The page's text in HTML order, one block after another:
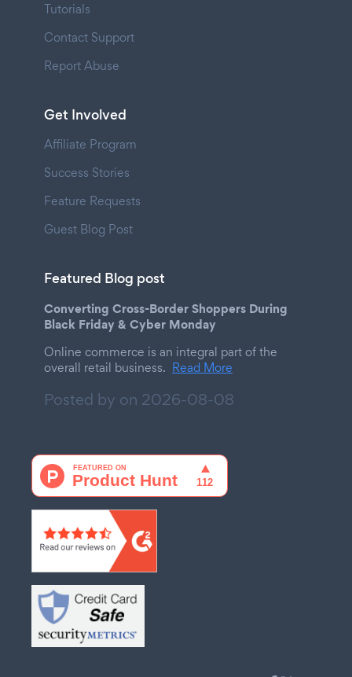
Tutorials
Contact Support
Report Abuse
Get Involved
Affiliate Program
Success Stories
Feature Requests
Guest Blog Post
Featured Blog post
Converting Cross-Border Shoppers During
Black Friday & Cyber Monday
Online commerce is an integral part of the
overall retail business. Read More
Posted by on 2026-08-08